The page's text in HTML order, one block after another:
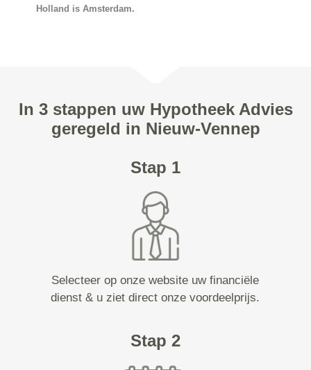
Holland is Amsterdam.
In 3 stappen uw Hypotheek Advies
geregeld in Nieuw-Vennep
Stap 1
Selecteer op onze website uw financiële
dienst & u ziet direct onze voordeelprijs.
Stap 2